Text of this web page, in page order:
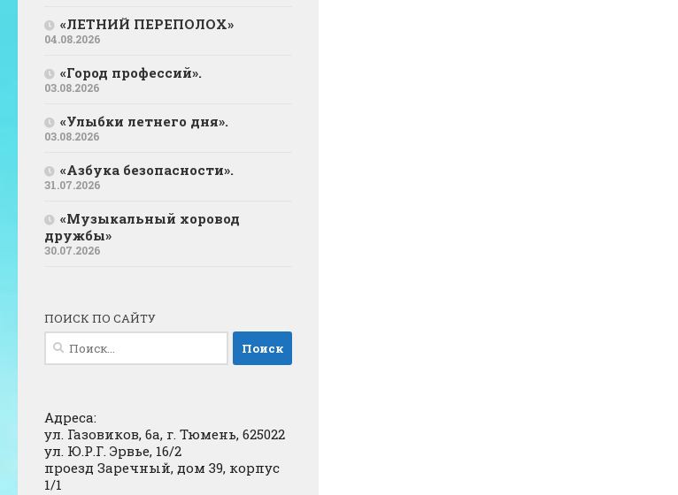
«ЛЕТНИЙ ПЕРЕПОЛОХ»
04.08.2026
«Город профессий».
03.08.2026
«Улыбки летнего дня».
03.08.2026
«Азбука безопасности».
31.07.2026
«Музыкальный хоровод
дружбы»
30.07.2026
ПОИСК ПО САЙТУ
Найти:
Адреса:
ул. Газовиков, 6а, г. Тюмень, 625022
ул. Ю.Р.Г. Эрвье, 16/2
проезд Заречный, дом 39, корпус
1/1